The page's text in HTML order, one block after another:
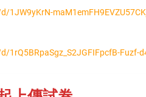
1JW9yKrN-
1rQ5BRpaSgz_S2JGFIFpcfB-Fuzf-